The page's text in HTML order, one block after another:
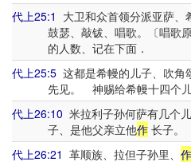
代上25:1 大卫和众首领分派亚萨、
鼓瑟、敲钹、唱歌。〔唱歌
的人数、记在下面．
代上25:5 这都是希幔的儿子、吹
先见。 神赐给希幔十四个儿
代上26:10 米拉利子孙何萨有几个
子、是他父亲立他作长子。
代上26:21 革顺族、拉但子孙里、 作